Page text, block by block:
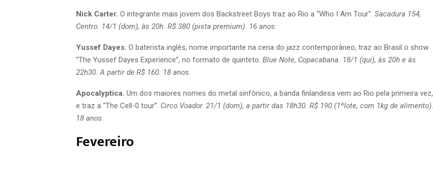
Nick Carter. O integrante mais jovem dos Backstreet Boys traz ao Rio a “Who I Am Tour”. Sacadura 154,
Centro. 14/1 (dom), às 20h. R$ 380 (pista premium). 16 anos.
Yussef Dayes. O baterista inglês, nome importante na cena do jazz contemporâneo, traz ao Brasil o show
“The Yussef Dayes Experience”, no formato de quinteto. Blue Note, Copacabana. 18/1 (qui), às 20h e às
22h30. A partir de R$ 160. 18 anos.
Apocalyptica. Um dos maiores nomes do metal sinfônico, a banda finlandesa vem ao Rio pela primeira vez,
e traz a “The Cell-0 tour”. Circo Voador. 21/1 (dom), a partir das 18h30. R$ 190 (1ºlote, com 1kg de alimento).
18 anos.
Fevereiro